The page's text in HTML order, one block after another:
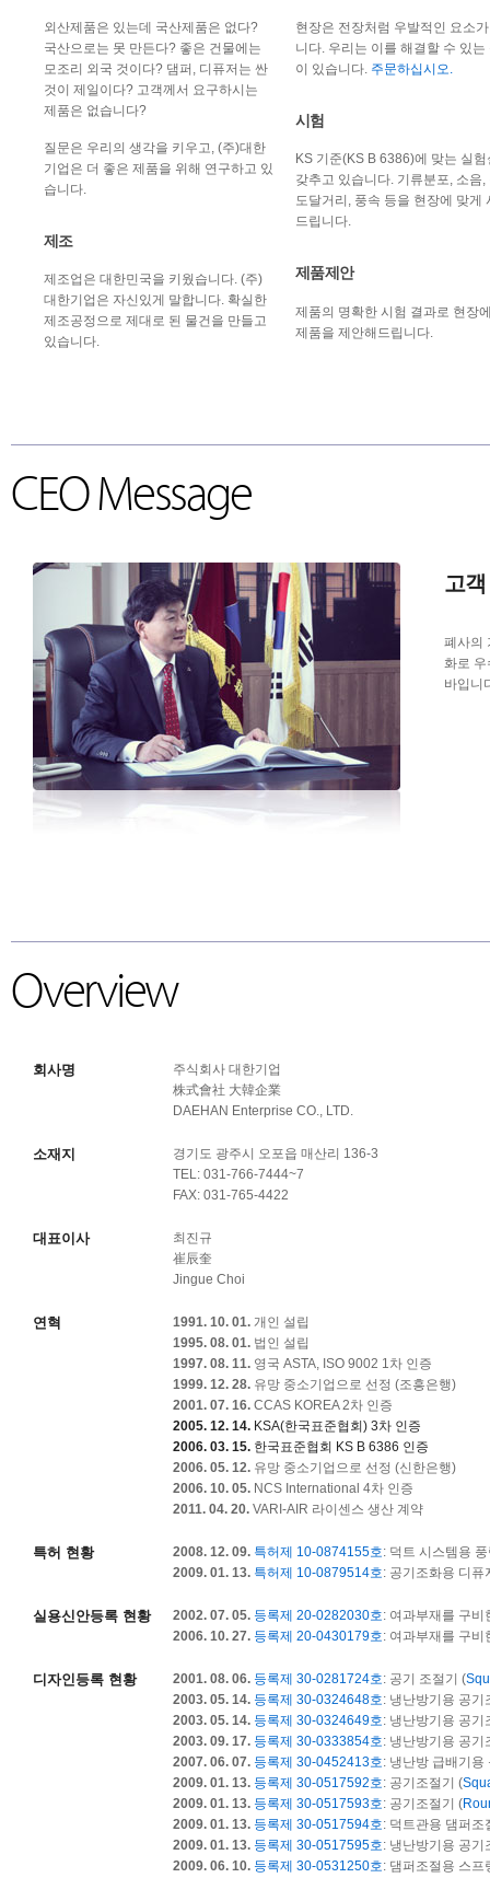
외산제품은 있는데 국산제품은 없다?
국산으로는 못 만든다? 좋은 건물에는
모조리 외국 것이다? 댐퍼, 디퓨저는 싼
것이 제일이다? 고객께서 요구하시는
제품은 없습니다?
질문은 우리의 생각을 키우고, (주)대한
기업은 더 좋은 제품을 위해 연구하고 있
습니다.
제조
제조업은 대한민국을 키웠습니다. (주)
대한기업은 자신있게 말합니다. 확실한
제조공정으로 제대로 된 물건을 만들고
있습니다.
현장은 전장처럼 우발적인 요소
니다. 우리는 이를 해결할 수 있는
이 있습니다. 주문하십시오.
시험
KS 기준(KS B 6386)에 맞는 실험
갖추고 있습니다. 기류분포, 소음,
도달거리, 풍속 등을 현장에 맞게
드립니다.
제품제안
제품의 명확한 시험 결과로 현장
제품을 제안해드립니다.
CEO Message
고객
폐사의
화로
바입니
Overview
회사명
주식회사 대한기업
株式會社 大韓企業
DAEHAN Enterprise CO., LTD.
소재지
경기도 광주시 오포읍 매산리 136-3
TEL: 031-766-7444~7
FAX: 031-765-4422
대표이사
최진규
崔辰奎
Jingue Choi
연혁 1991. 10. 01. 개인 설립
1995. 08. 01. 법인 설립
1997. 08. 11. 영국 ASTA, ISO 9002 1차 인증
1999. 12. 28. 유망 중소기업으로 선정 (조흥은행)
2001. 07. 16. CCAS KOREA 2차 인증
2005. 12. 14. KSA(한국표준협회) 3차 인증
2006. 03. 15. 한국표준협회 KS B 6386 인증
2006. 05. 12. 유망 중소기업으로 선정 (신한은행)
2006. 10. 05. NCS International 4차 인증
2011. 04. 20. VARI-AIR 라이센스 생산 계약
특허 현황 2008. 12. 09. 특허제 10-0874155호: 덕트 시스템용
2009. 01. 13. 특허제 10-0879514호: 공기조화용 디퓨
실용신안등록 현황 2002. 07. 05. 등록제 20-0282030호: 여과부재를 구비
2006. 10. 27. 등록제 20-0430179호: 여과부재를 구비
디자인등록 현황 2001. 08. 06. 등록제 30-0281724호: 공기 조절기 (
2003. 05. 14. 등록제 30-0324648호: 냉난방기용 공기
2003. 05. 14. 등록제 30-0324649호: 냉난방기용 공기
2003. 09. 17. 등록제 30-0333854호: 냉난방기용 공기
2007. 06. 07. 등록제 30-0452413호: 냉난방 급배기용
2009. 01. 13. 등록제 30-0517592호: 공기조절기 (
2009. 01. 13. 등록제 30-0517593호: 공기조절기 (
2009. 01. 13. 등록제 30-0517594호: 덕트관용 댐퍼조
2009. 01. 13. 등록제 30-0517595호: 냉난방기용 공기
2009. 06. 10. 등록제 30-0531250호: 댐퍼조절용 스프